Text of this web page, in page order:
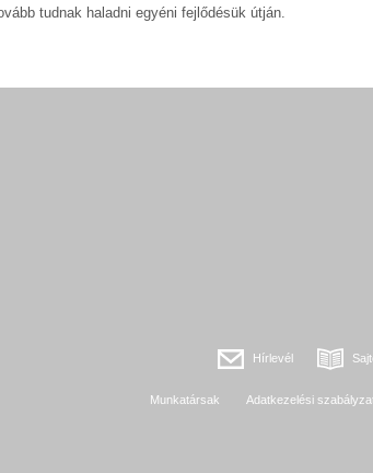
tudnak haladni egyéni fejlődésük útján.
Hírlevél
Munkatársak Adatkezelési